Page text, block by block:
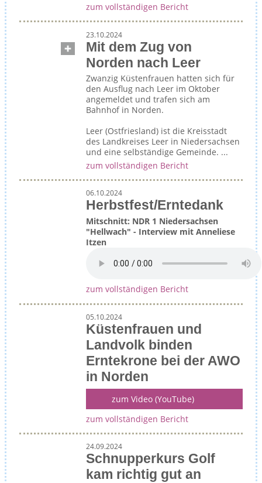
zum vollständigen Bericht
23.10.2024
Mit dem Zug von
Norden nach Leer
Zwanzig Küstenfrauen hatten sich für
den Ausflug nach Leer im Oktober
angemeldet und trafen sich am
Bahnhof in Norden.
Leer (Ostfriesland) ist die Kreisstadt
des Landkreises Leer in Niedersachsen
und eine selbständige Gemeinde. ...
zum vollständigen Bericht
06.10.2024
Herbstfest/Erntedank
Mitschnitt: NDR 1 Niedersachsen
"Hellwach" - Interview mit Anneliese
Itzen
zum vollständigen Bericht
05.10.2024
Küstenfrauen und
Landvolk binden
Erntekrone bei der AWO
in Norden
zum Video (YouTube)
zum vollständigen Bericht
24.09.2024
Schnupperkurs Golf
kam richtig gut an